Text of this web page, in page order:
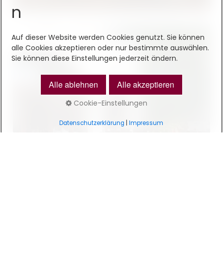
n
Auf dieser Website werden Cookies genutzt. Sie können
alle Cookies akzeptieren oder nur bestimmte auswählen.
Sie können diese Einstellungen jederzeit ändern.
Alle ablehnen Alle akzeptieren
Cookie-Einstellungen
Datenschutzerklärung |Impressum